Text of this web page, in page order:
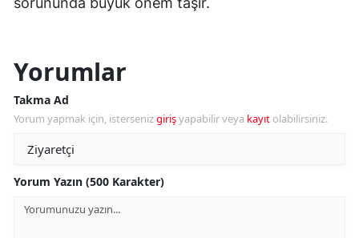
Yorumlar
Takma Ad
Yorum yapmak için, istersenizgirişyapabilir veya kayıt olabilirsiniz.
Yorum Yazın (500 Karakter)